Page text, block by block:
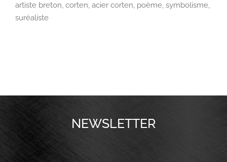
artiste breton, corten, acier corten, poème, symbolisme,
suréaliste
NEWSLETTER